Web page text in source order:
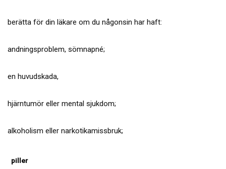
berätta för din läkare om du någonsin har haft:
andningsproblem, sömnapné;
en huvudskada,
hjärntumör eller mental sjukdom;
alkoholism eller narkotikamissbruk;
piller